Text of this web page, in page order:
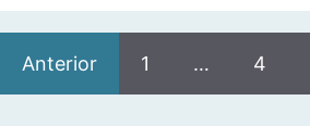
Anterior 1 … 4